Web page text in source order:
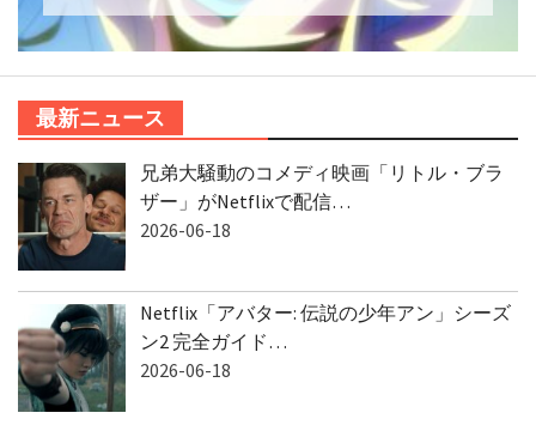
最新ニュース
兄弟大騒動のコメディ映画「リトル・ブラ
ザー」がNetflixで配信…
2026-06-18
Netflix「アバター: 伝説の少年アン」シーズ
ン2 完全ガイド…
2026-06-18